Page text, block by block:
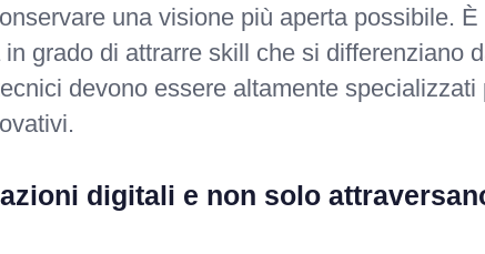
una visione più aperta possibile. È
grado di attrarre skill che si differenziano
devono essere altamente specializzati
digitali e non solo